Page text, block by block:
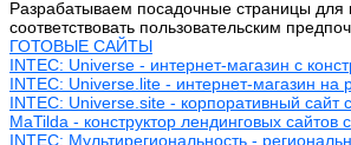
Разрабатываем посадочные страницы для
соответствовать пользовательским
ГОТОВЫЕ САЙТЫ
INTEC: Universe - интернет-магазин с
INTEC: Universe.lite - интернет-магазин на
INTEC: Universe.site - корпоративный сайт
MaTilda - конструктор лендинговых
INTEC: Мультирегиональность -